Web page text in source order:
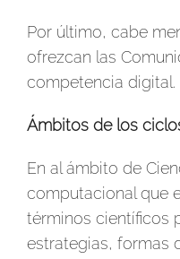
Por último, cabe
ofrezcan las
competencia digital.
Ámbitos de los
En al ámbito de
computacional que
términos científicos
estrategias, formas